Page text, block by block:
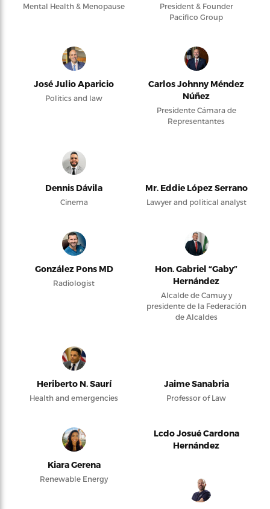
Mental Health & Menopause
President & Founder
Pacifico Group
José Julio Aparicio
Politics and law
Carlos Johnny Méndez
Núñez
Presidente Cámara de
Representantes
Dennis Dávila
Cinema
Mr. Eddie López Serrano
Lawyer and political analyst
González Pons MD
Radiologist
Hon. Gabriel “Gaby”
Hernández
Alcalde de Camuy y
presidente de la Federación
de Alcaldes
Heriberto N. Saurí
Health and emergencies
Jaime Sanabria
Professor of Law
Kiara Gerena
Renewable Energy
Lcdo Josué Cardona
Hernández